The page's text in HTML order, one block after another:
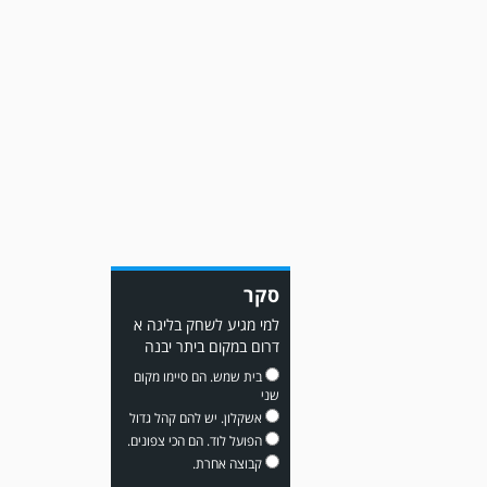
▫️אליאור משלי ▫️גול עצמי ▫️קובי
מור
סקר
למי מגיע לשחק בליגה א
דרום במקום ביתר יבנה
בית שמש. הם סיימו מקום
שני
אשקלון. יש להם קהל גדול
הפועל לוד. הם הכי צפונים.
קבוצה אחרת.